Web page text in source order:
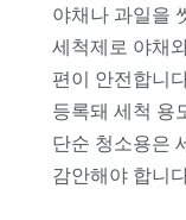
야채나 과일을
세척제로 야채
편이 안전합니
등록돼 세척 용
단순 청소용은
감안해야 합니